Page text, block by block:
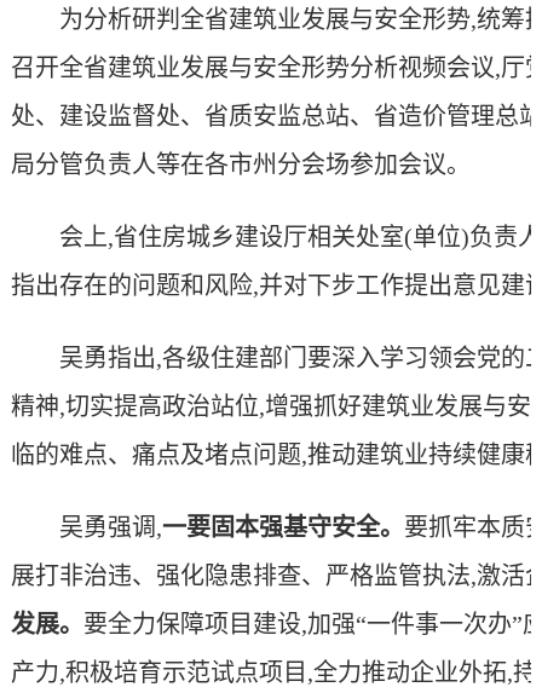
为分析研判全省建筑业发展与安全形势,统筹
召开全省建筑业发展与安全形势分析视频会议,厅
处、建设监督处、省质安监总站、省造价管理总
局分管负责人等在各市州分会场参加会议。
会上,省住房城乡建设厅相关处室(单位)负责
指出存在的问题和风险,并对下步工作提出意见建
吴勇指出,各级住建部门 要深入学习领会党的
精神,切实提高政治站位,增强抓好建筑业发展与
临的难点、痛点及堵点问题,推动建筑业持续健康
吴勇强调,一要固本强基守安全。 要抓牢本质
展打非治违、强化隐患排查、严格监管执法,激
发展。 要全力保障项目建设,加强“一件事一次办”
产力,积极培育示范试点项目,全力推动企业外拓,